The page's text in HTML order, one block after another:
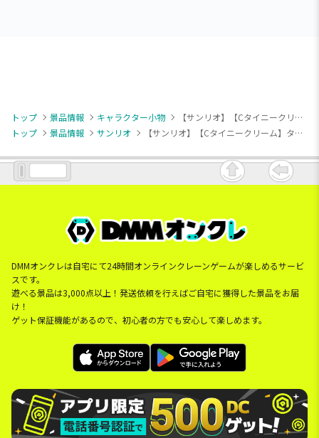
トップ 景品情報 キャラクター小物
【サンリオ】【Cタイニークリーム】タイニーチャム アイスクリームフレーバーマスコット
トップ
景品情報 サンリオ 【サンリオ】【Cタイニークリーム】タイニーチャム アイスクリームフレーバーマスコット
DMMオンクレは自宅にて24時間オンラインクレーンゲームが楽しめるサービ
スです。
遊べる景品は3,000点以上！発送依頼を行えばご自宅に獲得した景品をお届
け！
ゲット保証機能があるので、初心者の方でも安心して楽しめます。